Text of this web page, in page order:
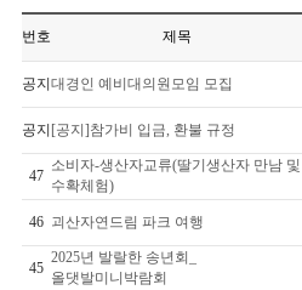
번호 제목
공지 대경인 예비대의원모임 모집
공지 [공지]참가비 입금, 환불 규정
47
소비자-생산자교류(딸기생산자 만남 및
수확체험)
46 괴산자연드림 파크 여행
45
2025년 발랄한 송년회_
올댓발미니박람회